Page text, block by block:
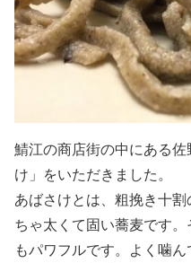
鯖江の商店街の中にある
け」をいただきました。
あばさけとは、粗挽き十割
ちゃ太くて固い蕎麦です
もパワフルです。よく噛